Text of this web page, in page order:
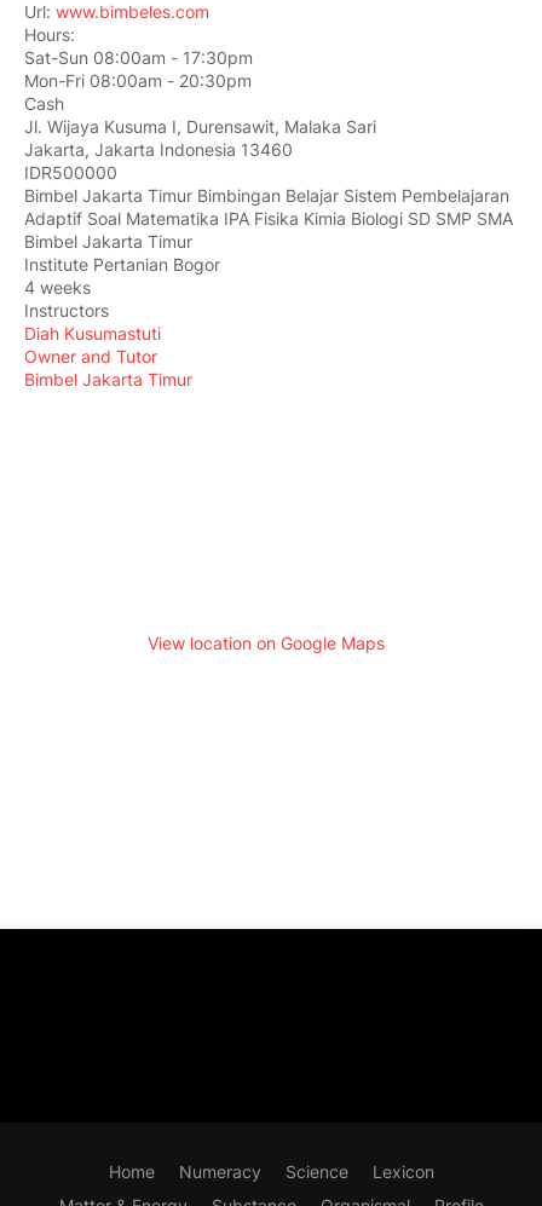
Url: www.bimbeles.com
Hours:
Sat-Sun 08:00am - 17:30pm
Mon-Fri 08:00am - 20:30pm
Cash
Jl. Wijaya Kusuma I, Durensawit, Malaka Sari
Jakarta, Jakarta Indonesia 13460
IDR500000
Bimbel Jakarta Timur Bimbingan Belajar Sistem Pembelajaran
Adaptif Soal Matematika IPA Fisika Kimia Biologi SD SMP SMA
Bimbel Jakarta Timur
Institute Pertanian Bogor
4 weeks
Instructors
Diah Kusumastuti
Owner and Tutor
Bimbel Jakarta Timur
View location on Google Maps
Home Numeracy Science
Lexicon